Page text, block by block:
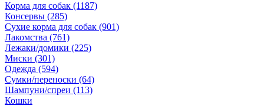
Корма для собак (1187)
Консервы (285)
Сухие корма для собак (901)
Лакомства (761)
Лежаки/домики (225)
Миски (301)
Одежда (594)
Сумки/переноски (64)
Шампуни/спреи (113)
Кошки